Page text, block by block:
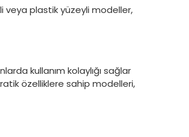
veya plastik yüzeyli modeller,
kullanım kolaylığı sağlar
özelliklere sahip modelleri,